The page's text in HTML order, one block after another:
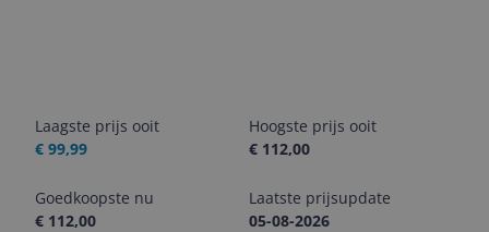
Laagste prijs ooit
€ 99,99
Hoogste prijs ooit
€ 112,00
Goedkoopste nu
€ 112,00
Laatste prijsupdate
05-08-2026